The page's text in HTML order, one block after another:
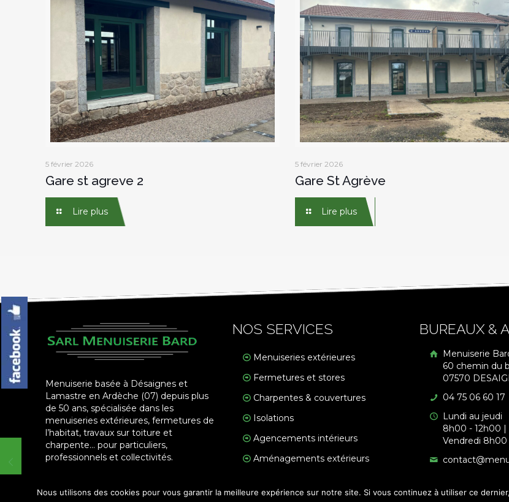
5 février 2026
Gare st agreve 2
Lire plus
5 février 2026
Gare St Agrève
Lire plus
Menuiserie basée à Désaignes et
Lamastre en Ardèche (07) depuis plus
de 50 ans, spécialisée dans les
menuiseries extérieures, fermetures de
l’habitat, travaux sur toiture et
charpente… pour particuliers,
professionnels et collectivités.
NOS SERVICES
Menuiseries extérieures
Fermetures et stores
Charpentes & couvertures
Isolations
Agencements intérieurs
Aménagements extérieurs
BUREAUX &
Menuiserie
60 chemin du
07570
04 75 06 60 17
Lundi au jeudi
8h00 - 12h00 |
Vendredi 8h00
© 2018 Menuiserie Bard. Tous droites réservés - Réalisé parLicom Développement|Mentions Légales |RGPD
Nous utilisons des cookies pour vous garantir la meilleure expérience sur notre site. Si vous continuez à utiliser ce